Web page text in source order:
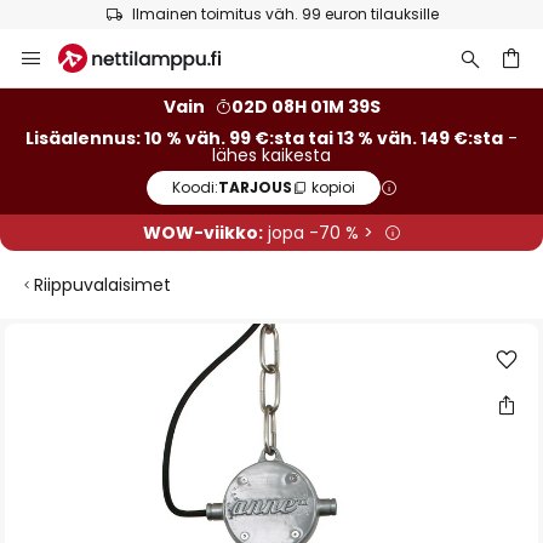
Ilmainen toimitus väh. 99 euron tilauksille
to
Vain
02D 08H 01M 38S
Lisäalennus: 10 % väh. 99 €:sta tai 13 % väh. 149 €:sta -
lähes kaikesta
Koodi:TARJOUS kopioi
WOW-viikko:jopa -70 % >
Riippuvalaisimet